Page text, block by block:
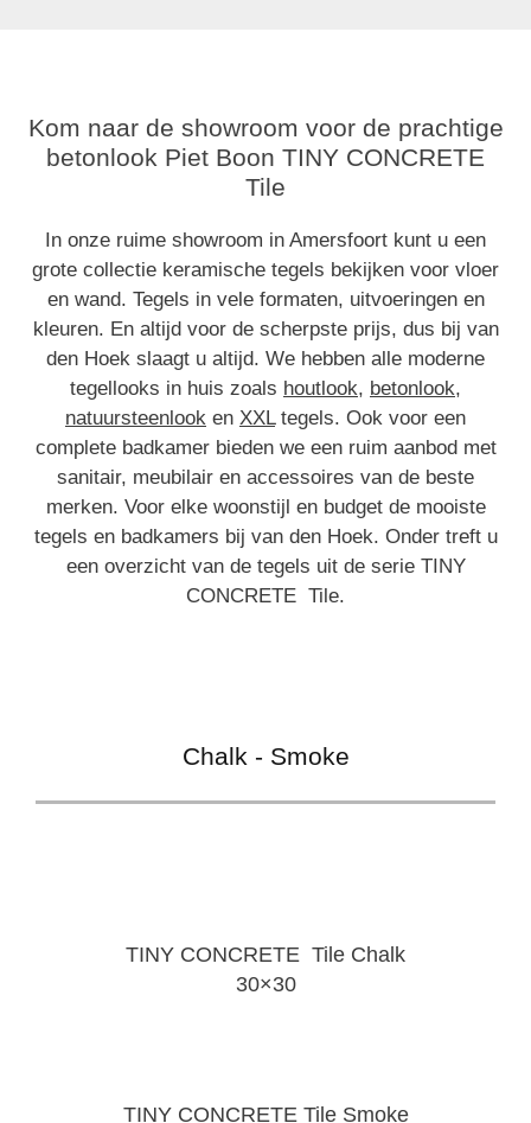
Kom naar de showroom voor de prachtige
betonlook Piet Boon TINY CONCRETE
Tile
In onze ruime showroom in Amersfoort kunt u een
grote collectie keramische tegels bekijken voor vloer
en wand. Tegels in vele formaten, uitvoeringen en
kleuren. En altijd voor de scherpste prijs, dus bij van
den Hoek slaagt u altijd. We hebben alle moderne
tegellooks in huis zoals houtlook, betonlook,
natuursteenlook en XXLtegels. Ook voor een
complete badkamer bieden we een ruim aanbod met
sanitair, meubilair en accessoires van de beste
merken. Voor elke woonstijl en budget de mooiste
tegels en badkamers bij van den Hoek. Onder treft u
een overzicht van de tegels uit de serie TINY
CONCRETE Tile.
Chalk - Smoke
TINY CONCRETE Tile Chalk
30×30
TINY CONCRETE Tile Smoke